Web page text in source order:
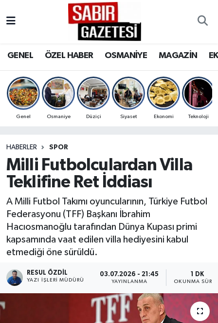
GENEL ÖZEL HABER OSMANİYE MAGAZİN
Genel Osmaniye Düziçi Siyaset Ekonomi Teknoloji
HABERLER SPOR
Milli Futbolculardan Villa
Teklifine Ret İddiası
A Milli Futbol Takımı oyuncularının, Türkiye Futbol
Federasyonu (TFF) Başkanı İbrahim
Hacıosmanoğlu tarafından Dünya Kupası primi
kapsamında vaat edilen villa hediyesini kabul
etmediği öne sürüldü.
RESUL ÖZDIL
YAZI İŞLERI MÜDÜRÜ
03.07.2026 - 21:45
YAYINLANMA
1 DK
OKUNMA
OSMANİYE
MAGAZİN
SPOR
RESMİ İLANLAR
Osmaniye Nöbetçi Eczaneler
Osmaniye Trafik Yoğunluk Haritası
Süper Lig Puan Durumu ve Fikstür
Son Dakika Haberleri
Haber Arşivi